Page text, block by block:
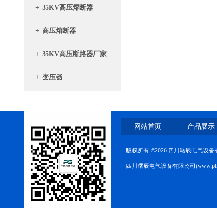
+ 35KV高压熔断器
+ 高压熔断器
+ 35KV高压断路器厂家
+ 变压器
网站首页 产品展示
版权所有 ©2026 四川曙辰电气设
四川曙辰电气设备有限公司